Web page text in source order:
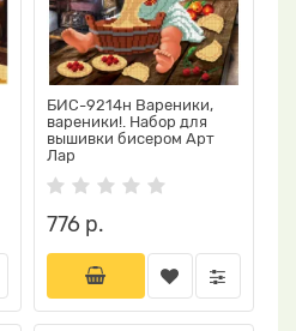
БИС-9214н Вареники,
вареники!. Набор для
вышивки бисером Арт
Лар
776 р.